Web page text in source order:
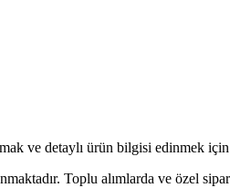
ve detaylı ürün bilgisi edinmek
Toplu alımlarda ve özel